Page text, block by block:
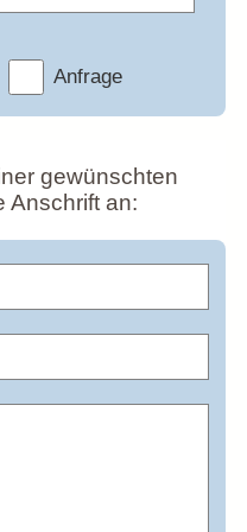
Anfrage
gewünschten
Anschrift an: